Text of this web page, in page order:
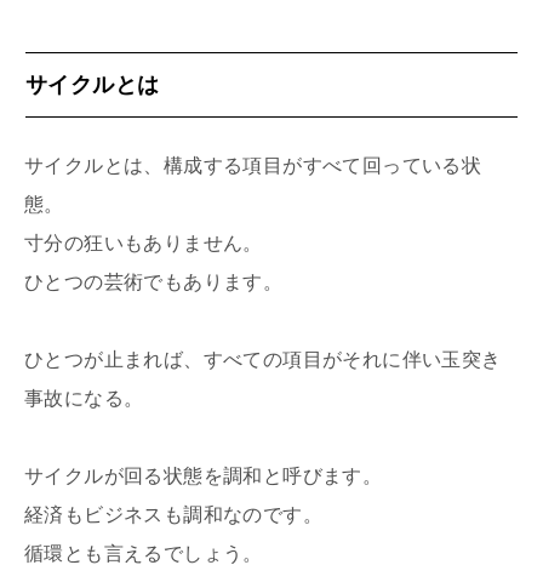
サイクルとは
サイクルとは、構成する項目がすべて回っている状
態。
寸分の狂いもありません。
ひとつの芸術でもあります。
ひとつが止まれば、すべての項目がそれに伴い玉突き
事故になる。
サイクルが回る状態を調和と呼びます。
経済もビジネスも調和なのです。
循環とも言えるでしょう。